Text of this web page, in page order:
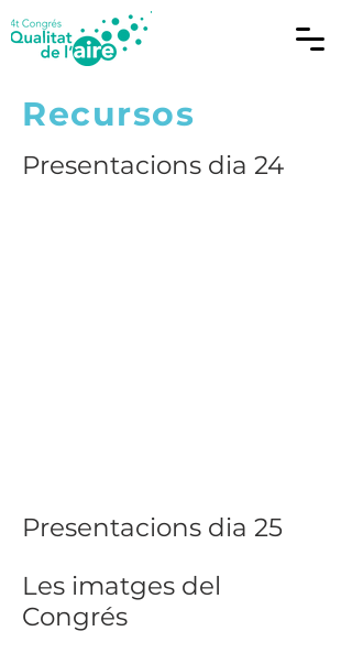
Recursos
Presentacions dia 24
Presentacions dia 25
Les imatges del
Congrés